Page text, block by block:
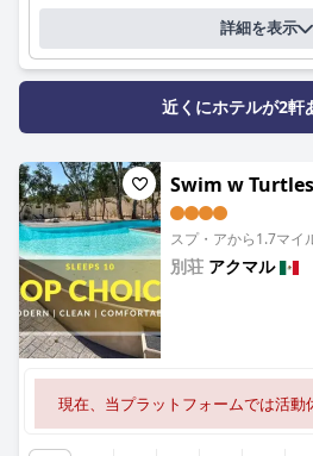
詳細を表示
近くにホテルが2軒
Swim w
スプ・アから1.7マイ
別荘 アクマル
現在、当プラットフォームでは活動